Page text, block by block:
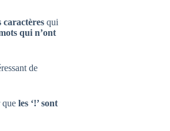
caractères qui
qui n’ont
de
que les ‘!’ sont